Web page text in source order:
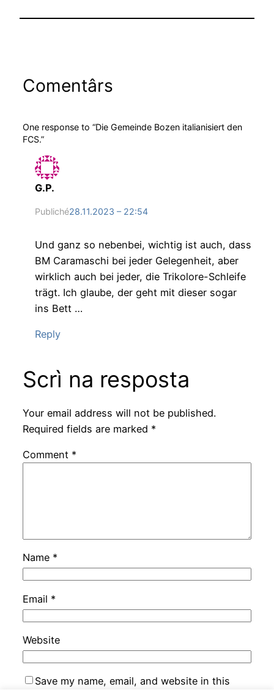
Comentârs
One response to “Die Gemeinde Bozen italianisiert den
FCS.”
G.P.
Publiché28.11.2023 – 22:54
Und ganz so nebenbei, wichtig ist auch, dass
BM Caramaschi bei jeder Gelegenheit, aber
wirklich auch bei jeder, die Trikolore-Schleife
trägt. Ich glaube, der geht mit dieser sogar
ins Bett …
Reply
Scrì na resposta
Your email address will not be published.
Required fields are marked *
Comment *
Name *
Email *
Website
Save my name, email, and website in this